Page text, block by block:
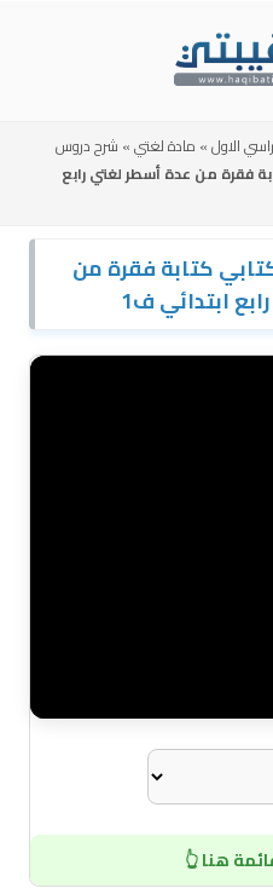
الاول» مادة لغتي» شرح دروس
فقرة من عدة أسطر لغتي رابع
كتابة فقرة من
ابتدائي ف1
هنا 👆